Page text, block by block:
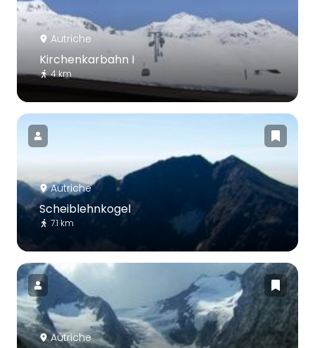
Autriche
Kirchenkarbahn I
4 km
Autriche
Scheiblehnkogel
7.1 km
Autriche